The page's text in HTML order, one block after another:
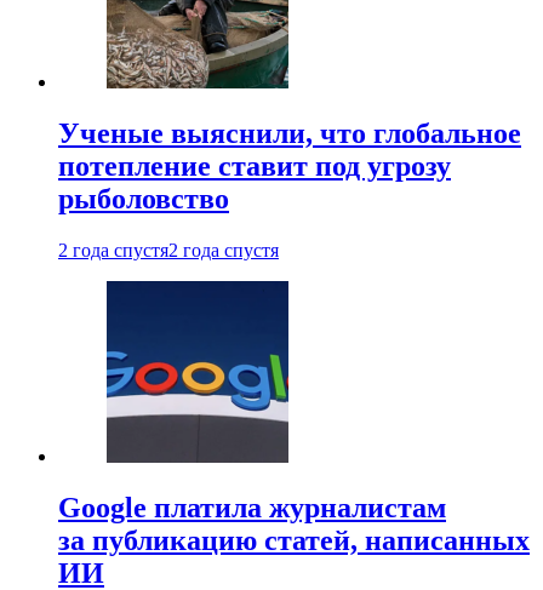
Ученые выяснили, что глобальное
потепление ставит под угрозу
рыболовство
2 года спустя2 года спустя
Google платила журналистам
за публикацию статей, написанных
ИИ